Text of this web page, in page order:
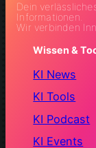
Dein
Informationen.
Wir verbinden
Wissen &
KI News
KI Tools
KI Podcast
KI Events